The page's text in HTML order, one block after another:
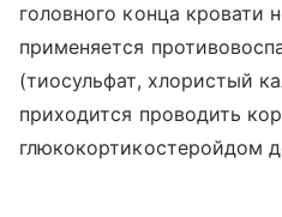
головного конца кровати
применяется
(тиосульфат, хлористый
приходится проводить
глюкокортикостеройдом